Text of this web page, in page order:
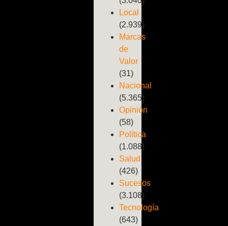
Local
(2.939)
Marcas
de
Valor
(31)
Nacional
(5.365)
Opinión
(58)
Política
(1.088)
Salud
(426)
Sucesos
(3.108)
Tecnología
(643)